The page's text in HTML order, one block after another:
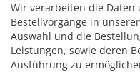
Wir verarbeiten die Daten
Bestellvorgänge in
Auswahl und die
Leistungen, sowie deren
Ausführung zu